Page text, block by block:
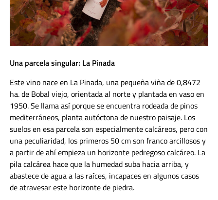
Una parcela singular: La Pinada
Este vino nace en La Pinada, una pequeña viña de 0,8472
ha. de Bobal viejo, orientada al norte y plantada en vaso en
1950. Se llama así porque se encuentra rodeada de pinos
mediterráneos, planta autóctona de nuestro paisaje. Los
suelos en esa parcela son especialmente calcáreos, pero con
una peculiaridad, los primeros 50 cm son franco arcillosos y
a partir de ahí empieza un horizonte pedregoso calcáreo. La
pila calcárea hace que la humedad suba hacia arriba, y
abastece de agua a las raíces, incapaces en algunos casos
de atravesar este horizonte de piedra.